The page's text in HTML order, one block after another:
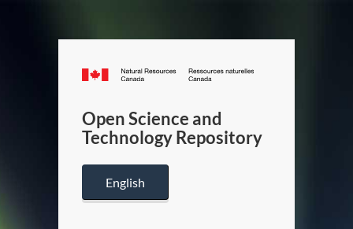
Canada.ca
/
Canada
Open Science and
Technology Repository
English